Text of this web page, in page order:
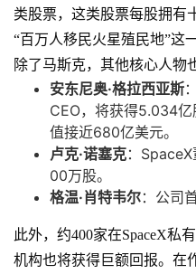
类股票，这类股票每股拥有
“百万人移民火星殖民地”这
除了马斯克，其他核心人物
安东尼奥·格拉西亚斯
CEO，将获得5.034
值接近680亿美元。
卢克·诺塞克：
00万股。
格温·肖特韦尔：公司
此外，约400家在SpaceX私
机构也将获得巨额回报。在